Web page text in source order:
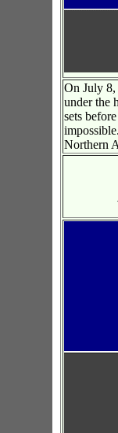
On July 8,
under the
sets
Northern